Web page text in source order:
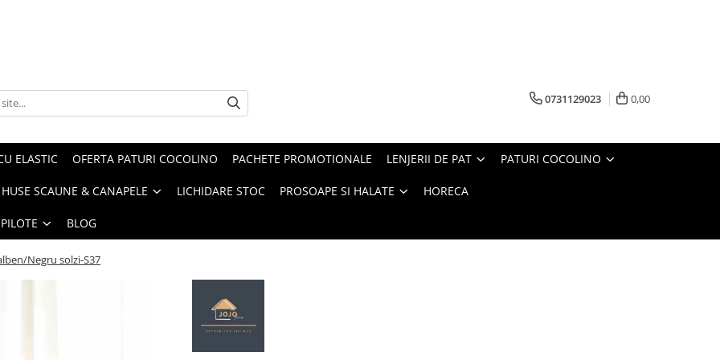
0731129023 0,00
ELASTIC OFERTA PATURI COCOLINO PACHETE PROMOTIONALE LENJERII DE PAT PATURI COCOLINO
HUSE SCAUNE & CANAPELE LICHIDARE STOC PROSOAPE SI HALATE HORECA
BLOG
Negru solzi-S37